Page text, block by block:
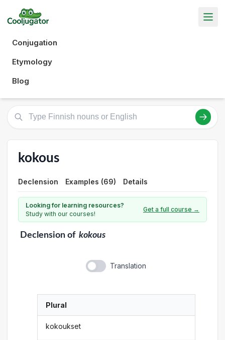
Conjugation
Etymology
Blog
kokous
Declension Examples (69) Details
Looking for learning resources?
Study with our courses!
Get a full course →
Declensionof kokous
Translation
Plural
kokoukset